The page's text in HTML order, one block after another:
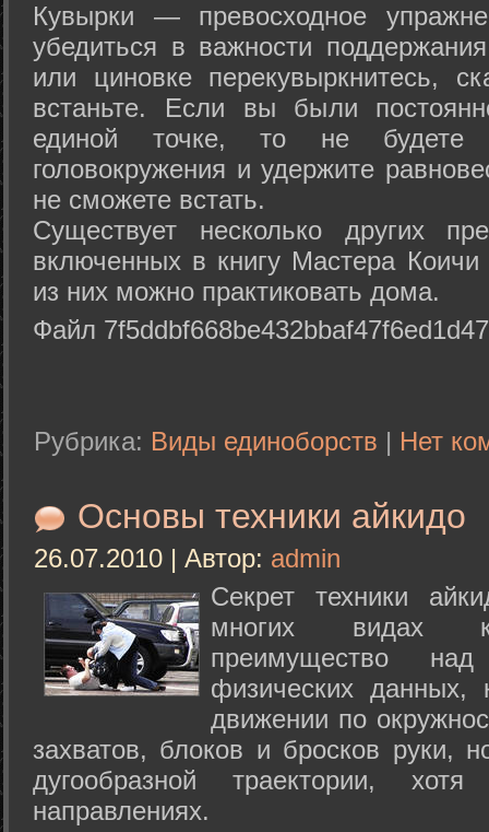
Кувырки — превосходное
убедиться в важности
или циновке перекувыркнитесь,
встаньте. Если вы были
единой точке, то не будете
головокружения и удержите
не сможете встать.
Существует несколько других
включенных в книгу Мастера
из них можно практиковать дома.
Файл
Рубрика: Виды единоборств | Нет
Основы техники айкидо
26.07.2010 | Автор: admin
Секрет техники
многих видах
преимущество
физических данных,
движении по
захватов, блоков и бросков руки,
дугообразной траектории,
направлениях.